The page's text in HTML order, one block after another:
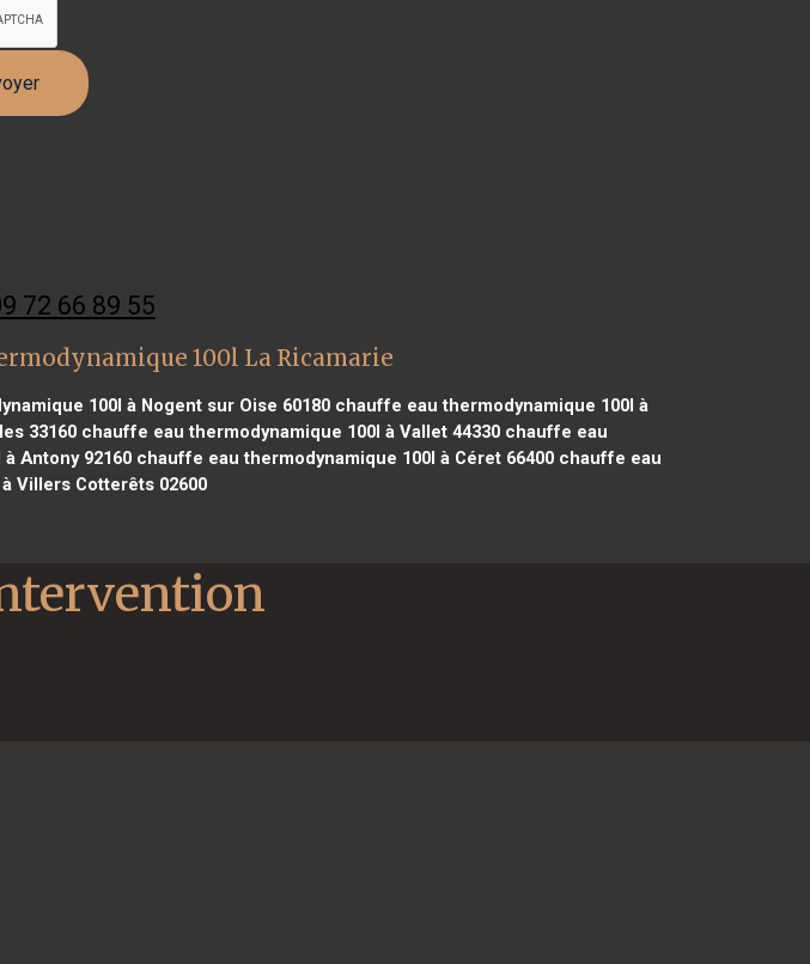
72 66 89 55
100l La Ricamarie
100l à Nogent sur Oise 60180chauffe eau thermodynamique 100l à
33160 chauffe eau thermodynamique 100l à Vallet 44330 chauffe eau
Antony 92160chauffe eau thermodynamique 100l à Céret 66400chauffe eau
Villers Cotterêts 02600